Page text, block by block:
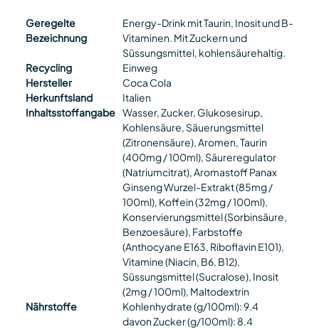
Geregelte
Bezeichnung
Energy-Drink mit Taurin, Inosit und B-
Vitaminen. Mit Zuckern und
Süssungsmittel, kohlensäurehaltig.
Recycling
Einweg
Hersteller
Coca Cola
Herkunftsland
Italien
Inhaltsstoffangabe Wasser, Zucker, Glukosesirup,
Kohlensäure, Säuerungsmittel
(Zitronensäure), Aromen, Taurin
(400mg / 100ml), Säureregulator
(Natriumcitrat), Aromastoff Panax
Ginseng Wurzel-Extrakt (85mg /
100ml), Koffein (32mg / 100ml),
Konservierungsmittel (Sorbinsäure,
Benzoesäure), Farbstoffe
(Anthocyane E163, Riboflavin E101),
Vitamine (Niacin, B6, B12),
Süssungsmittel (Sucralose), Inosit
(2mg / 100ml), Maltodextrin
Nährstoffe
Kohlenhydrate (g/100ml): 9.4
davon Zucker (g/100ml): 8.4